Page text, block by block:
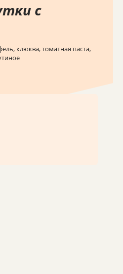
с
клюква, томатная паста,